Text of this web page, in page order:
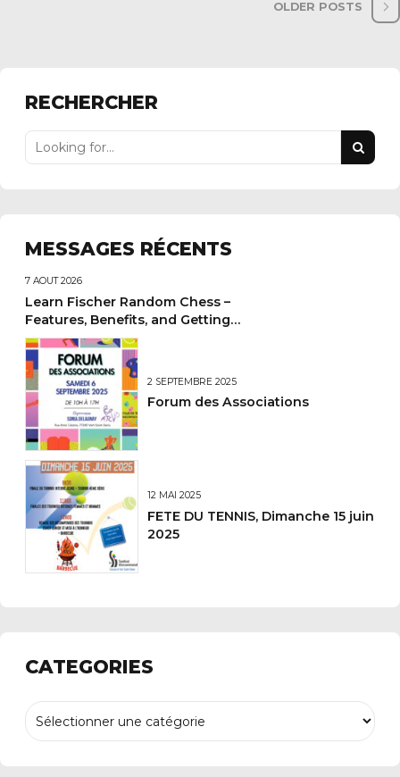
OLDER POSTS
RECHERCHER
MESSAGES RÉCENTS
7 AOÛT 2026
Learn Fischer Random Chess –
Features, Benefits, and Getting
Started Guide
2 SEPTEMBRE 2025
Forum des Associations
12 MAI 2025
FETE DU TENNIS, Dimanche 15 juin
2025
CATEGORIES